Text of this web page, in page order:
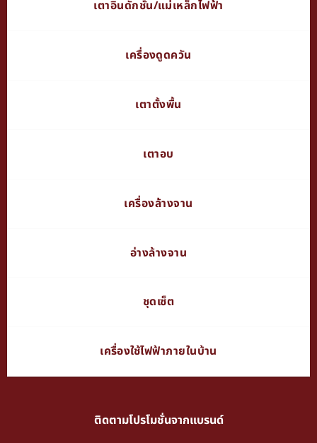
เตาอินดักชั่น/แม่เหล็กไฟฟ้า
เครื่องดูดควัน
เตาตั้งพื้น
เตาอบ
เครื่องล้างจาน
อ่างล้างจาน
ชุดเซ็ต
เครื่องใช้ไฟฟ้าภายในบ้าน
ติดตามโปรโมชั่นจากแบรนด์